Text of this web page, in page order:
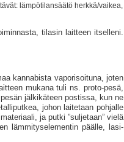
lämpötilansäätö herkkä/vaikea,
tilasin laitteen itselleni.
kannabista vapori­soituna, joten
mukana tuli ns. proto-pesä,
jälkikäteen postissa, kun ne
johon laitetaan pohjalle
ja putki ”suljetaan” vielä
lämmitys­elementin päälle, lasi­